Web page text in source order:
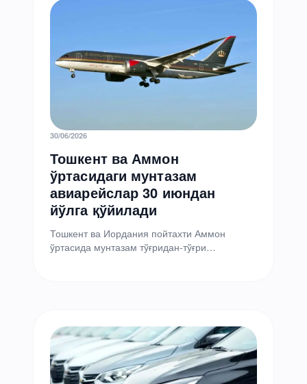
30/06/2026
Тошкент ва Аммон
ўртасидаги мунтазам
авиарейслар 30 июндан
йўлга қўйилади
Тошкент ва Иордания пойтахти Аммон
ўртасида мунтазам тўғридан-тўғри